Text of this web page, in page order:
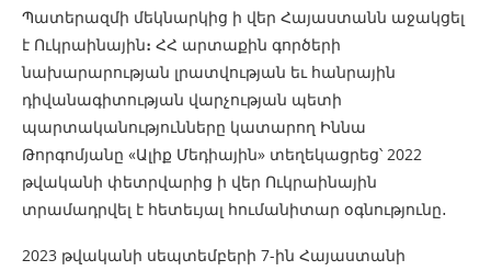
Պատերազմի մեկնարկից ի վեր Հայաստանն աջակցել
է Ուկրաինային։ ՀՀ արտաքին գործերի
նախարարության լրատվության եւ հանրային
դիվանագիտության վարչության պետի
պարտականությունները կատարող Իննա
Թորգոմյանը «Ալիք Մեդիային» տեղեկացրեց՝ 2022
թվականի փետրվարից ի վեր Ուկրաինային
տրամադրվել է հետեւյալ հումանիտար օգնությունը․
2023 թվականի սեպտեմբերի 7-ին Հայաստանի